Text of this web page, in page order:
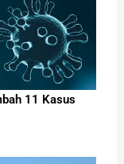
11 Kasus